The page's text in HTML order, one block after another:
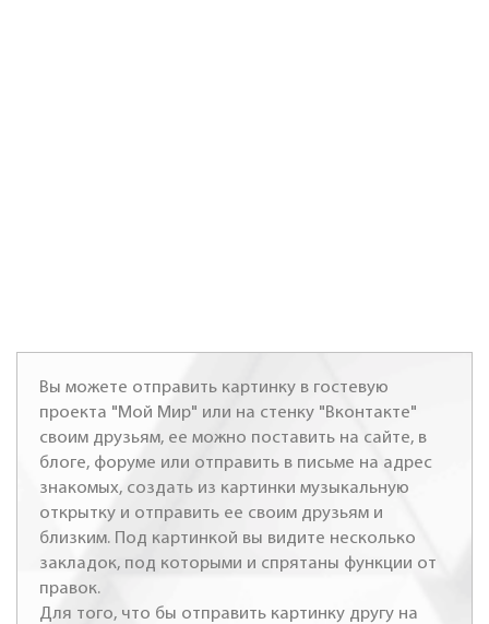
Вы можете отправить картинку в гостевую
проекта "Мой Мир" или на стенку "Вконтакте"
своим друзьям, ее можно поставить на сайте, в
блоге, форуме или отправить в письме на адрес
знакомых, создать из картинки музыкальную
открытку и отправить ее своим друзьям и
близким. Под картинкой вы видите несколько
закладок, под которыми и спрятаны функции от
правок.
Для того, что бы отправить картинку другу на